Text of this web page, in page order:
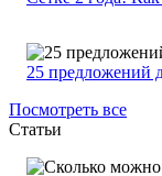
25 предложений
Посмотреть все
Статьи